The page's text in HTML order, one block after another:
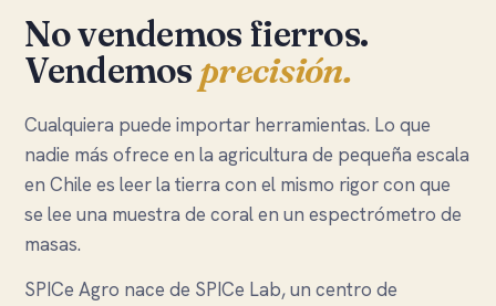
No vendemos fierros.
Vendemos precisión.
Cualquiera puede importar herramientas. Lo que
nadie más ofrece en la agricultura de pequeña escala
en Chile es leer la tierra con el mismo rigor con que
se lee una muestra de coral en un espectrómetro de
masas.
SPICe Agro nace de SPICe Lab, un centro de